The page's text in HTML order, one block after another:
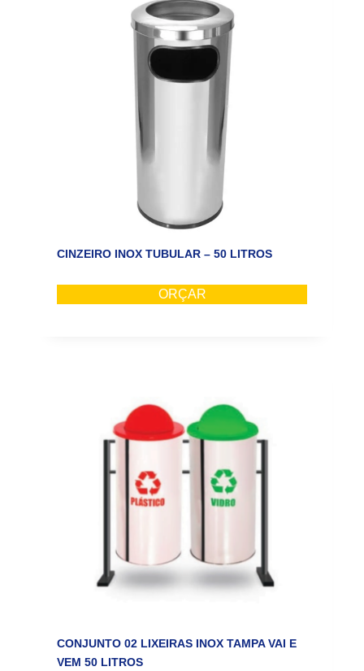
CINZEIRO INOX TUBULAR – 50 LITROS
ORÇAR
CONJUNTO 02 LIXEIRAS INOX TAMPA VAI E
VEM 50 LITROS